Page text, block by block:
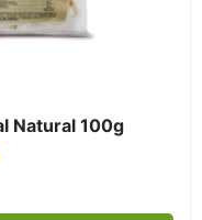
Natural 100g